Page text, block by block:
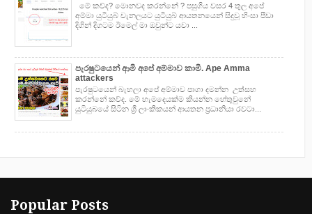
මේ කව්ද? මොනවද කරන්නේ ? පසුගිය වසර 4 තුල අපේ
අම්මා යුටියුබ් චැනලයට යුටියුබ් ආයතනයෙන් සිදුවූ හිංසා පීඩා
දිගින් දිගටම ඊමෙල් මා ඔවුන්ට යවා ...
පැරෂුටයෙන් ආමි අපේ අම්මාව කාමි. Ape Amma
attackers
පැරෂුටයෙන් බැහලා අපේ අම්මාව පාගා දමන්න උත්සහ
කරන්නේ කව්ද. මේ හැමදෙයක්ම කියන්න හේතුවුනේ
යුටියුබයේ සිටින ශ්‍රී ලාංකිකයන් ආයතන ප්‍රධානියා රවටා...
Popular Posts